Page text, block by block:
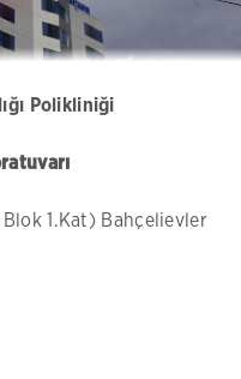
Polikliniği
1.Kat) Bahçelievler